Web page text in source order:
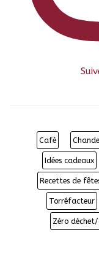
Café
Idées cadeaux
Recettes de
Torréfacteur
Zéro